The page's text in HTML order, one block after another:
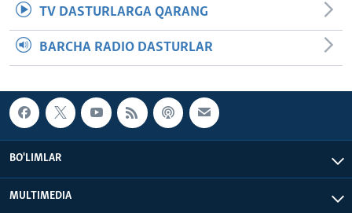
TV DASTURLARGA QARANG
BARCHA RADIO DASTURLAR
BO'LIMLAR
MULTIMEDIA